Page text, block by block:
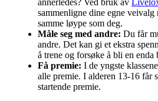
annerledes? Ved bruk av
sammenligne dine egne veivalg
samme løype som deg.
Måle seg med andre: Du får
andre. Det kan gi et ekstra
å trene og forsøke å bli en enda
Få premie: I de yngste
alle premie. I alderen 13-16 får
startende premie.